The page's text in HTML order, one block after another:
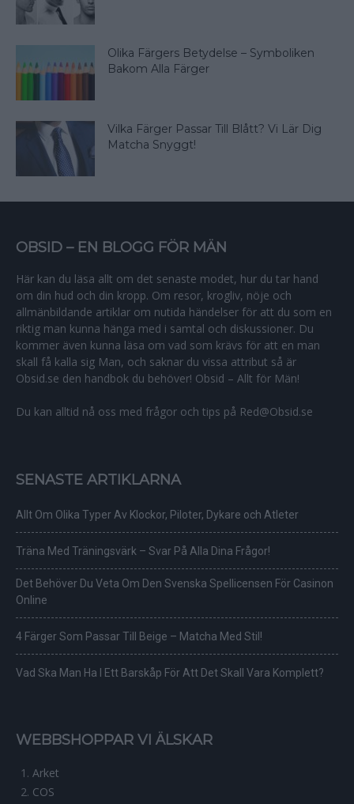
Olika Färgers Betydelse – Symboliken
Bakom Alla Färger
Vilka Färger Passar Till Blått? Vi Lär Dig
Matcha Snyggt!
OBSID – EN BLOGG FÖR MÄN
Här kan du läsa allt om det senaste modet, hur du tar hand
om din hud och din kropp. Om resor, krogliv, nöje och
allmänbildande artiklar om nutida händelser för att du som en
riktig man kunna hänga med i samtal och diskussioner. Du
kommer även kunna läsa om vad som krävs för att en man
skall få kalla sig Man, och saknar du vissa attribut så är
Obsid.se den handbok du behöver! Obsid – Allt för Män!
Du kan alltid nå oss med frågor och tips på Red@Obsid.se
SENASTE ARTIKLARNA
Allt Om Olika Typer Av Klockor, Piloter, Dykare och Atleter
Träna Med Träningsvärk – Svar På Alla Dina Frågor!
Det Behöver Du Veta Om Den Svenska Spellicensen För Casinon
Online
4 Färger Som Passar Till Beige – Matcha Med Stil!
Vad Ska Man Ha I Ett Barskåp För Att Det Skall Vara Komplett?
WEBBSHOPPAR VI ÄLSKAR
Arket
COS